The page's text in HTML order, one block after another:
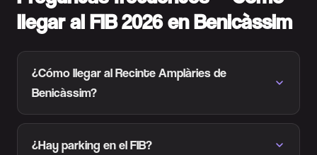
llegar al FIB 2026 en Benicàssim
¿Cómo llegar al Recinte Amplàries de
Benicàssim?
¿Hay parking en el FIB?